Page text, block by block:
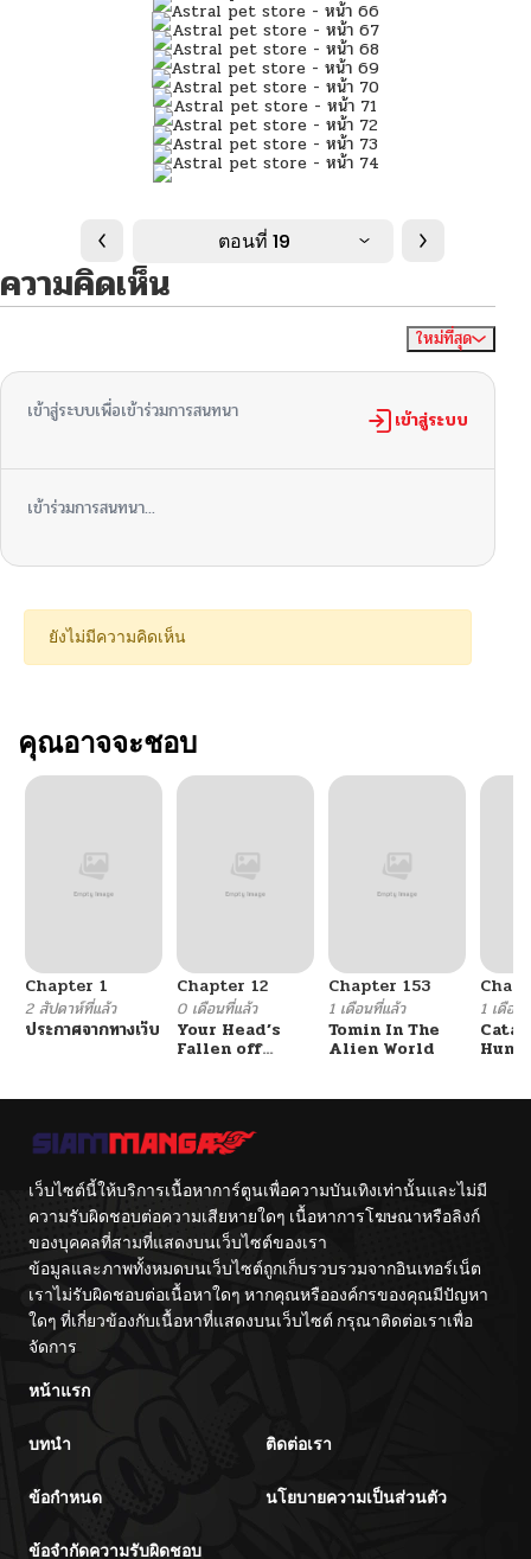
ตอนที่ 19
ความคิดเห็น
ใหม่ที่สุด
เข้าสู่ระบบเพื่อเข้าร่วมการสนทนา เข้าสู่ระบบ
เข้าร่วมการสนทนา...
ยังไม่มีความคิดเห็น
คุณอาจจะชอบ
Chapter 1
2 สัปดาห์ที่แล้ว
ประกาศจากทางเว็บ
Chapter 12
0 เดือนที่แล้ว
Your Head’s
Fallen off
Chapter 153
1 เดือนที่แล้ว
Tomin In The
Alien World
1 เดือน
เว็บไซต์นี้ให้บริการเนื้อหาการ์ตูนเพื่อความบันเทิงเท่านั้นและไม่มี
ความรับผิดชอบต่อความเสียหายใดๆ เนื้อหาการโฆษณาหรือลิงก์
ของบุคคลที่สามที่แสดงบนเว็บไซต์ของเรา
ข้อมูลและภาพทั้งหมดบนเว็บไซต์ถูกเก็บรวบรวมจากอินเทอร์เน็ต
เราไม่รับผิดชอบต่อเนื้อหาใดๆ หากคุณหรือองค์กรของคุณมีปัญหา
ใดๆ ที่เกี่ยวข้องกับเนื้อหาที่แสดงบนเว็บไซต์ กรุณาติดต่อเราเพื่อ
จัดการ
หน้าแรก
บทนำ ติดต่อเรา
ข้อกำหนด นโยบายความเป็นส่วนตัว
ข้อจำกัดความรับผิดชอบ